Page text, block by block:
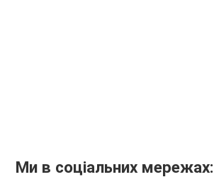
Ми в соціальних мережах: